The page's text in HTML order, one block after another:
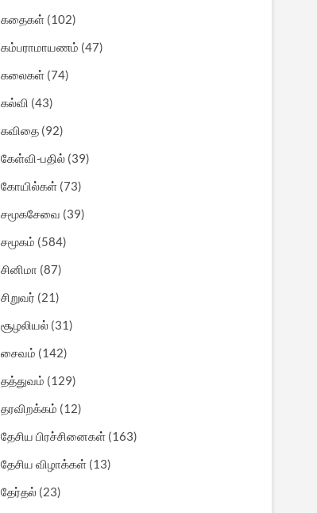
கதைகள் (102)
கம்பராமாயணம் (47)
கலைகள் (74)
கல்வி (43)
கவிதை (92)
கேள்வி-பதில் (39)
கோயில்கள் (73)
சமூகசேவை (39)
சமூகம் (584)
சினிமா (87)
சிறுவர் (21)
சூழலியல் (31)
சைவம் (142)
தத்துவம் (129)
தரவிறக்கம் (12)
தேசிய பிரச்சினைகள் (163)
தேசிய விழாக்கள் (13)
தேர்தல் (23)